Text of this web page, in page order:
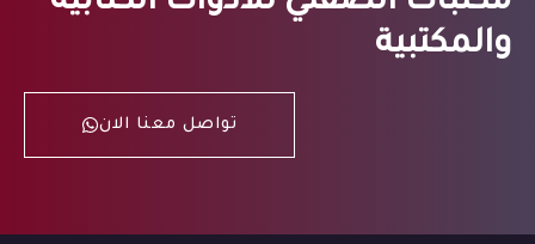
والمكتبية
تواصل معنا الان